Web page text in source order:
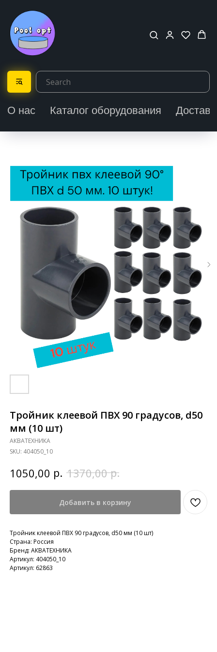
О нас Каталог оборудования
Тройник клеевой ПВХ 90 градусов, d50
мм (10 шт)
АКВАТЕХНИКА
SKU: 404050_10
1050,00 р. 1370,00 р.
Добавить в корзину
Тройник клеевой ПВХ 90 градусов, d50 мм (10 шт)
Страна: Россия
Бренд: АКВАТЕХНИКА
Артикул: 404050_10
Артикул: 62863